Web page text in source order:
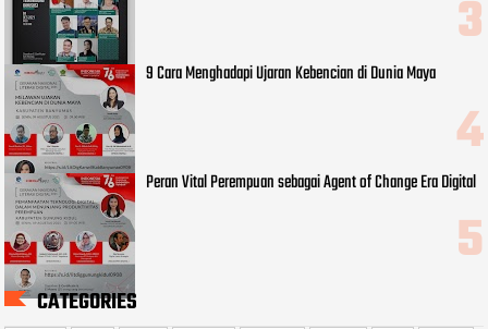
9 Cara Menghadapi Ujaran Kebencian di Dunia Maya
Peran Vital Perempuan sebagai Agent of Change Era Digital
CATEGORIES